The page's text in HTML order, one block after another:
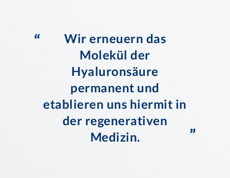
“
Wir erneuern das
Molekül der
Hyaluronsäure
permanent und
etablieren uns hiermit in
der regenerativen
Medizin.
”